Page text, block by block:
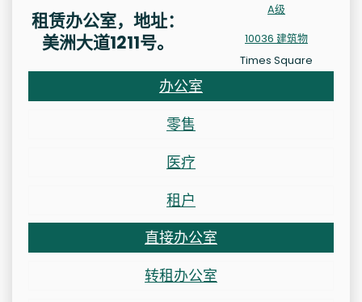
租赁办公室，地址：
美洲大道1211号。
A级
10036 建筑物
Times Square
办公室
零售
医疗
租户
直接办公室
转租办公室